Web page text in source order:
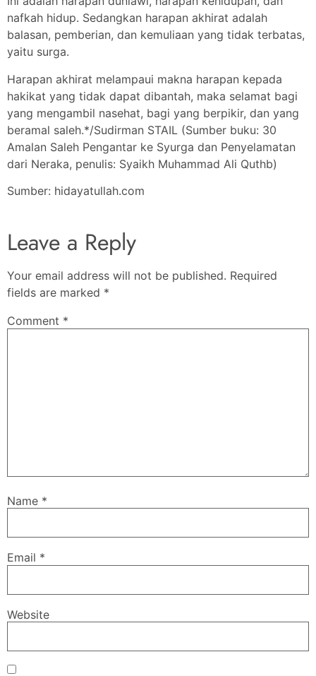
nafkah hidup. Sedangkan harapan akhirat adalah
balasan, pemberian, dan kemuliaan yang tidak terbatas,
yaitu surga.
Harapan akhirat melampaui makna harapan kepada
hakikat yang tidak dapat dibantah, maka selamat bagi
yang mengambil nasehat, bagi yang berpikir, dan yang
beramal saleh.*/Sudirman STAIL (Sumber buku: 30
Amalan Saleh Pengantar ke Syurga dan Penyelamatan
dari Neraka, penulis: Syaikh Muhammad Ali Quthb)
Sumber: hidayatullah.com
Leave a Reply
Your email address will not be published. Required
fields are marked *
Comment *
Name *
Email *
Website